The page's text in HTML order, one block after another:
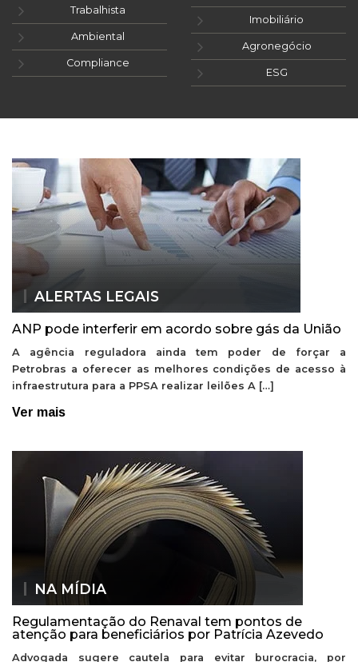
Trabalhista
Ambiental
Compliance
Imobiliário
Agronegócio
ESG
ALERTAS LEGAIS
ANP pode interferir em acordo sobre gás da União
A agência reguladora ainda tem poder de forçar a
Petrobras a oferecer as melhores condições de acesso à
infraestrutura para a PPSA realizar leilões A […]
Ver mais
NA MÍDIA
Regulamentação do Renaval tem pontos de
atenção para beneficiários por Patrícia Azevedo
Advogada sugere cautela para evitar burocracia, por